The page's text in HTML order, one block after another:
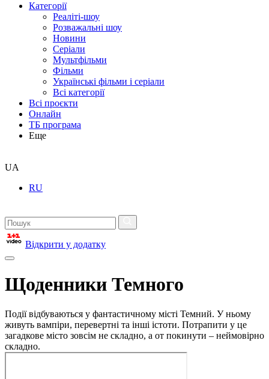
Категорії
Реаліті-шоу
Розважальні шоу
Новини
Серіали
Мультфільми
Фільми
Українські фільми і серіали
Всі категорії
Всі проєкти
Онлайн
ТБ програма
Еще
UA
RU
Відкрити у додатку
Щоденники Темного
Події відбуваються у фантастичному місті Темний. У ньому
живуть вампіри, перевертні та інші істоти. Потрапити у це
загадкове місто зовсім не складно, а от покинути – неймовірно
складно.